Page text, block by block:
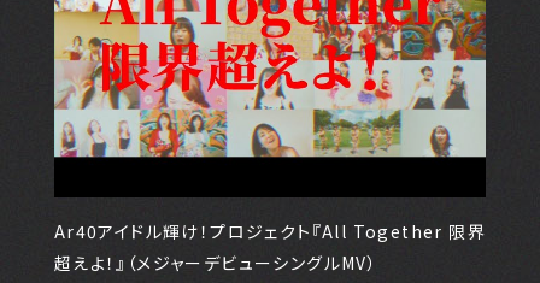
Ar40アイドル輝け！プロジェクト『All Together 限界
超えよ！』（メジャーデビューシングルMV）